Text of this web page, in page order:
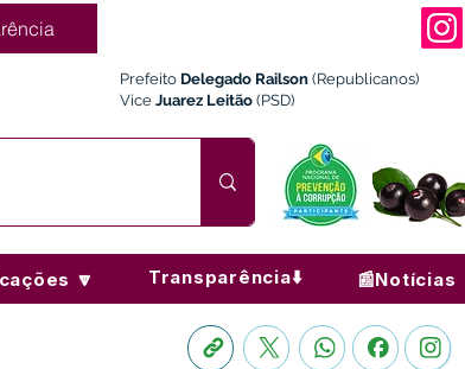
Prefeito Delegado Railson (Republicanos)
Vice Juarez Leitão (PSD)
🔽 Transparência⬇️ 📰Notícias